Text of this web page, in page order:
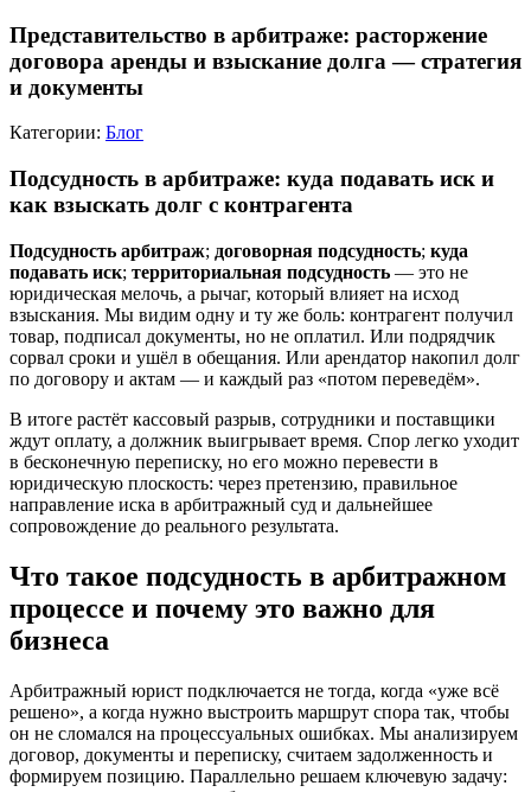
Представительство в арбитраже: расторжение
договора аренды и взыскание долга — стратегия
и документы
Категории: Блог
Подсудность в арбитраже: куда подавать иск и
как взыскать долг с контрагента
Подсудность арбитраж; договорная подсудность; куда
подавать иск; территориальная подсудность — это не
юридическая мелочь, а рычаг, который влияет на исход
взыскания. Мы видим одну и ту же боль: контрагент получил
товар, подписал документы, но не оплатил. Или подрядчик
сорвал сроки и ушёл в обещания. Или арендатор накопил долг
по договору и актам — и каждый раз «потом переведём».
В итоге растёт кассовый разрыв, сотрудники и поставщики
ждут оплату, а должник выигрывает время. Спор легко уходит
в бесконечную переписку, но его можно перевести в
юридическую плоскость: через претензию, правильное
направление иска в арбитражный суд и дальнейшее
сопровождение до реального результата.
Что такое подсудность в арбитражном
процессе и почему это важно для
бизнеса
Арбитражный юрист подключается не тогда, когда «уже всё
решено», а когда нужно выстроить маршрут спора так, чтобы
он не сломался на процессуальных ошибках. Мы анализируем
договор, документы и переписку, считаем задолженность и
формируем позицию. Параллельно решаем ключевую задачу: